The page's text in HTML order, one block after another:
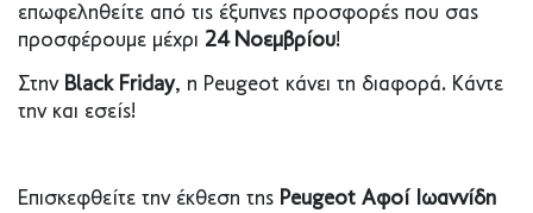
επωφεληθείτε από τις έξυπνες προσφορές που σας
προσφέρουμε μέχρι 24 Νοεμβρίου!
Στην Black Friday, η Peugeot κάνει τη διαφορά. Κάντε
την και εσείς!
Επισκεφθείτε την έκθεση της Peugeot Αφοί Ιωαννίδη